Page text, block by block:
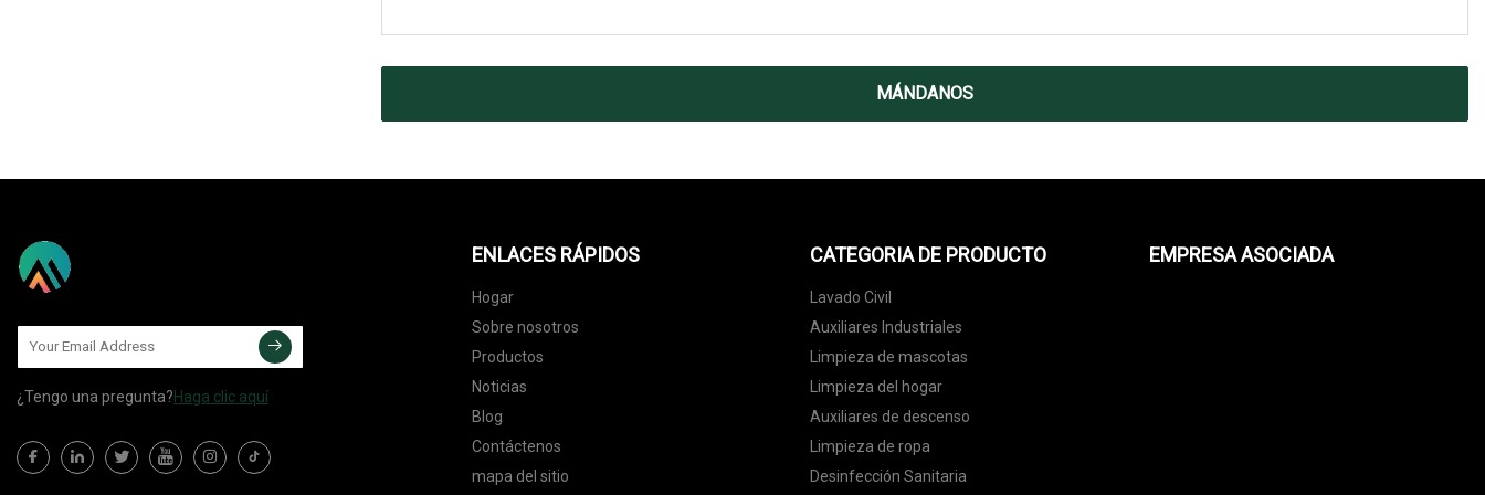
MÁNDANOS
¿Tengo una pregunta?Haga clic aquí
ENLACES RÁPIDOS
Hogar
Sobre nosotros
Productos
Noticias
Blog
Contáctenos
mapa del sitio
CATEGORIA DE PRODUCTO
Lavado Civil
Auxiliares Industriales
Limpieza de mascotas
Limpieza del hogar
Auxiliares de descenso
Limpieza de ropa
Desinfección Sanitaria
EMPRESA ASOCIADA